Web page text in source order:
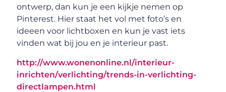
ontwerp, dan kun je een kijkje nemen op
Pinterest. Hier staat het vol met foto’s en
ideeen voor lichtboxen en kun je vast iets
vinden wat bij jou en je interieur past.
http://www.wonenonline.nl/interieur-
inrichten/verlichting/trends-in-verlichting-
directlampen.html